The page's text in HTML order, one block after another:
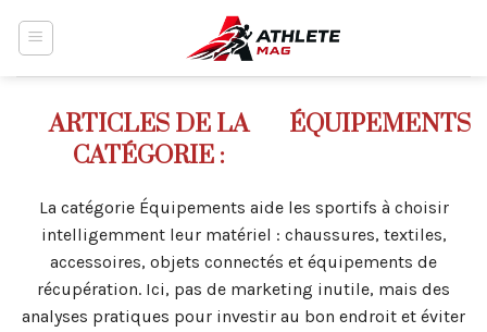
ÉQUIPEMENTS
La catégorie Équipements aide les sportifs à choisir
intelligemment leur matériel : chaussures, textiles,
accessoires, objets connectés et équipements de
récupération. Ici, pas de marketing inutile, mais des
analyses pratiques pour investir au bon endroit et éviter